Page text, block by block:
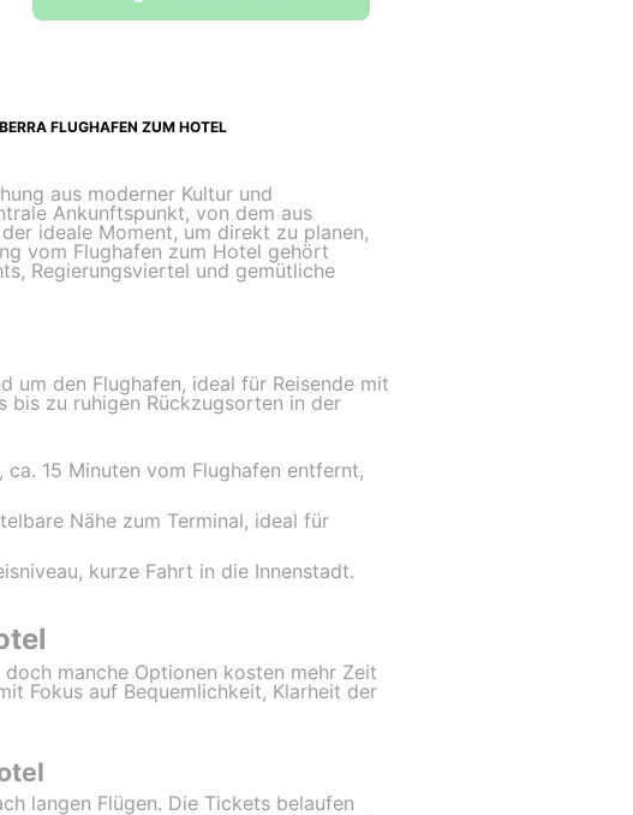
FLUGHAFEN ZUM HOTEL
aus moderner Kultur und
Ankunftspunkt, von dem aus
ideale Moment, um direkt zu planen,
vom Flughafen zum Hotel gehört
Regierungsviertel und gemütliche
um den Flughafen, ideal für Reisende mit
bis zu ruhigen Rückzugsorten in der
15 Minuten vom Flughafen entfernt,
Nähe zum Terminal, ideal für
kurze Fahrt in die Innenstadt.
manche Optionen kosten mehr Zeit
Fokus auf Bequemlichkeit, Klarheit der
langen Flügen. Die Tickets belaufen